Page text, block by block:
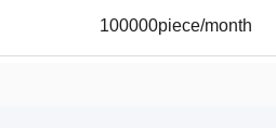
100000piece/month